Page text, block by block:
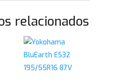
relacionados